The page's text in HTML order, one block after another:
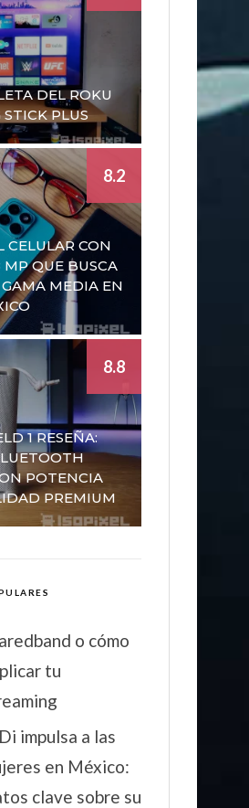
DEL ROKU
PLUS
CELULAR CON
QUE BUSCA
MEDIA EN
8.2
1 RESEÑA:
POTENCIA
PREMIUM
8.8
o cómo
tu
impulsa a las
en México:
clave sobre su